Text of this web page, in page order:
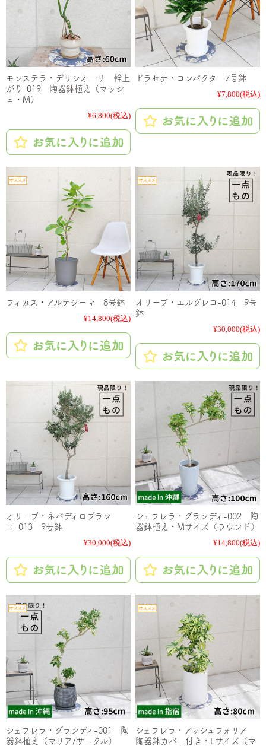
モンステラ・デリシオーサ 幹上
がり-019 陶器鉢植え（マッシ
ュ・M）
¥6,800(税込)
ドラセナ・コンパクタ 7号鉢
¥7,800(税込)
フィカス・アルテシーマ 8号鉢
¥14,800(税込)
オリーブ・エルグレコ-014 9号
鉢
¥30,000(税込)
オリーブ・ネバディロブラン
コ-013 9号鉢
¥30,000(税込)
シェフレラ・グランディ-002 陶
器鉢植え・Mサイズ（ラウンド）
¥14,800(税込)
シェフレラ・グランディ-001 陶
器鉢植え（マリア/サークル）
シェフレラ・アッシュフォリア
陶器鉢カバー付き・Lサイズ（マ